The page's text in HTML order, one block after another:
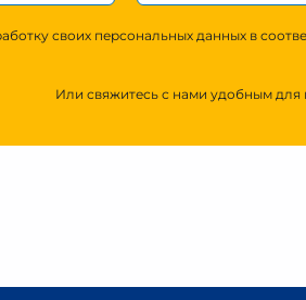
своих персональных данных в
Или свяжитесь с нами удобным для